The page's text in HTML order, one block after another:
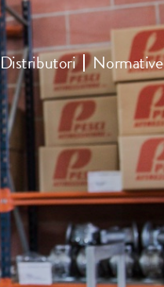
Distributori Normative